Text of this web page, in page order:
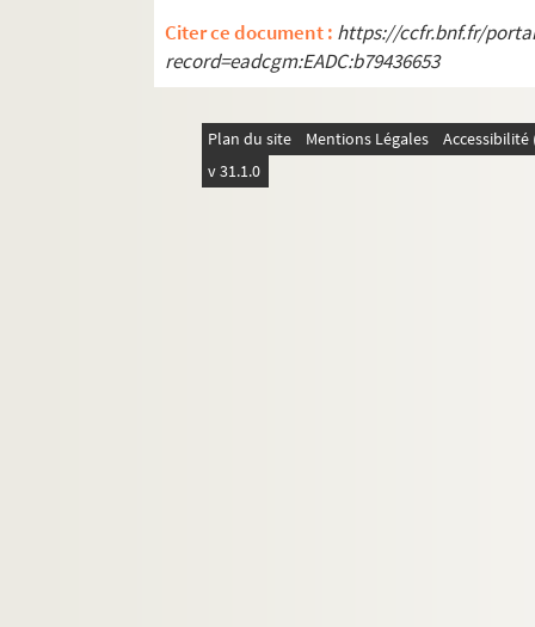
Citer ce document : https://ccfr.bnf.fr/
record=eadcgm:EADC:b79436653
Plan du site Mentions Légales
v 31.1.0